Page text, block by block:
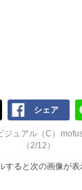
シェア
ジュアル（C）
（2/12）
すると次の画像が表